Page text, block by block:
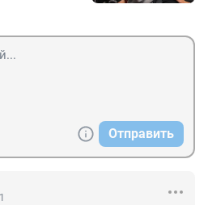
Отправить